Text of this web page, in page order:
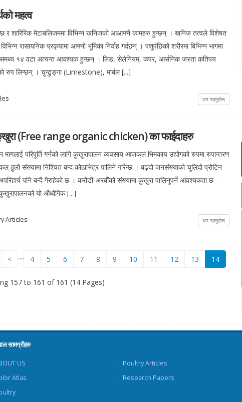
महत्व
र शारिरिक मेटाबलिजममा विभिन्न खनिजको आआफ्नै कामहरु हुन्छन् । खनिज तत्वले विशेषत
रासायनिक प्रकृयामा आफ्नो भूमिका निर्वाह गर्दछन् । पशुपंछिको शरीरमा बिभिन्न भागमा
१४ वटा अत्यन्त आवश्यक हुन्छन् । लिड, सेलेनियम, कपर, आर्सनिक जस्ता कतिपय
रुप लिन्छन् । चुन्ढुङ्गा (Limestone), मार्बल [...]
थप पढ्नुहोस्
(Free range organic chicken) का फाईदाहरु
मागलाई परिपूर्ति गर्नको लागि कुखुरापालन व्यवसाय आजकल भिमकाय उद्योगको रुपमा रुपान्तरण
संख्यामा निश्चित बन्द कोठाभित्र पालिने गरिन्छ । बढ्दो जनसंख्याको चुलिदो प्रोटिन
अपरिहार्य पनि बन्दै गैराहेको छ । करोडौं-अरबौंको संख्यामा कुखुरा पालिनुपर्ने आवश्यकता छ -
यो औधोगिक [...]
Articles थप पढ्नुहोस्
< .... 4 5 6 7 8 9 10 11 12 13 14(current)
157 to 161 of 161 (14 Pages)
सामग्रीहरु
US
Atlas
Poultry Articles
Research Papers